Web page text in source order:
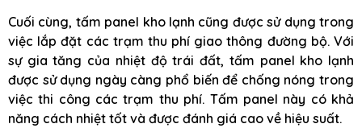
Cuối cùng, tấm panel kho lạnh cũng được sử dụng trong
việc lắp đặt các trạm thu phí giao thông đường bộ. Với
sự gia tăng của nhiệt độ trái đất, tấm panel kho lạnh
được sử dụng ngày càng phổ biến để chống nóng trong
việc thi công các trạm thu phí. Tấm panel này có khả
năng cách nhiệt tốt và được đánh giá cao về hiệu suất.